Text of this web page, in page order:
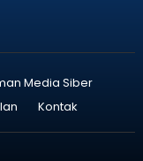
Media Siber
Kontak